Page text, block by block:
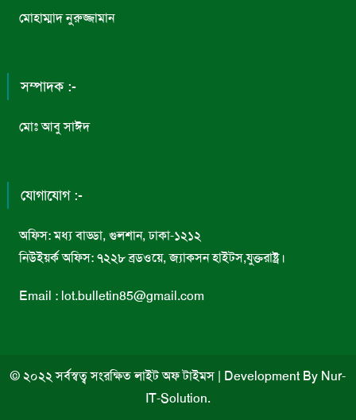
মোহাম্মাদ নুরুজ্জামান
সম্পাদক :-
মোঃ আবু সাঈদ
যোগাযোগ :-
অফিস: মধ্য বাড্ডা, গুলশান, ঢাকা-১২১২
নিউইয়র্ক অফিস: ৭২২৮ ব্রডওয়ে, জ্যাকসন হাইটস,যুক্তরাষ্ট্র।
Email : lot.bulletin85@gmail.com
© ২০২২ সর্বস্বত্ব সংরক্ষিত লাইট অফ টাইমস | Development By Nur-
IT-Solution.